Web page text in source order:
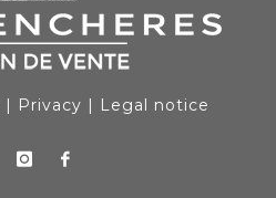
| Privacy | Legal notice